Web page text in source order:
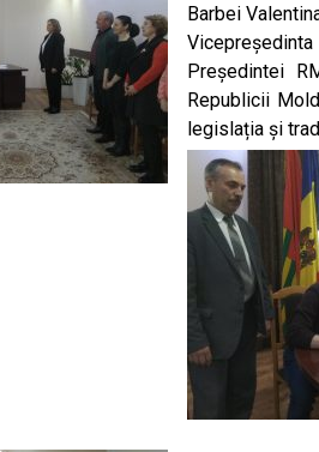
Barbei
Președintei
Republicii
legislația și